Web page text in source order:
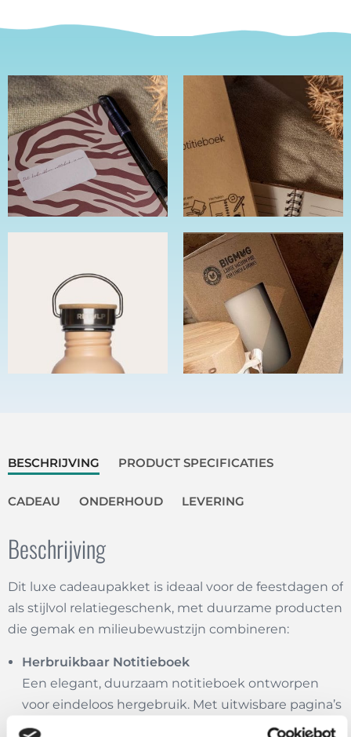
BESCHRIJVING PRODUCT SPECIFICATIES
CADEAU ONDERHOUD LEVERING
Beschrijving
Dit luxe cadeaupakket is ideaal voor de feestdagen of
als stijlvol relatiegeschenk, met duurzame producten
die gemak en milieubewustzijn combineren:
Herbruikbaar Notitieboek
Een elegant, duurzaam notitieboek ontworpen
voor eindeloos hergebruik. Met uitwisbare pagina’s
is het perfect voor notities, brainstormsessies en